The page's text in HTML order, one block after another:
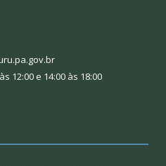
12:00 e 14:00 às 18:00